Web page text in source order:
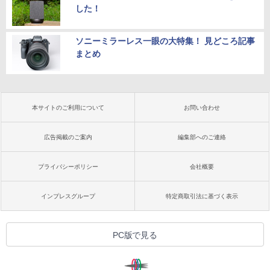
した！
ソニーミラーレス一眼の大特集！ 見どころ記事
まとめ
本サイトのご利用について お問い合わせ
広告掲載のご案内 編集部へのご連絡
プライバシーポリシー 会社概要
インプレスグループ 特定商取引法に基づく表示
PC版で見る